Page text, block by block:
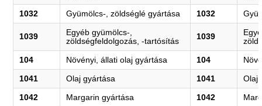
1032 Gyümölcs-, zöldséglé gyártása 1032
1039
Egyéb gyümölcs-,
zöldségfeldolgozás, -tartósítás
1039
104 Növényi, állati olaj gyártása 104
1041 Olaj gyártása 1041 Olaj
1042 Margarin gyártása 1042